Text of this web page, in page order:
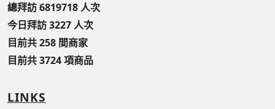
總拜訪 6819718 人次
今日拜訪 3227 人次
目前共 258 間商家
目前共 3724 項商品
LINKS